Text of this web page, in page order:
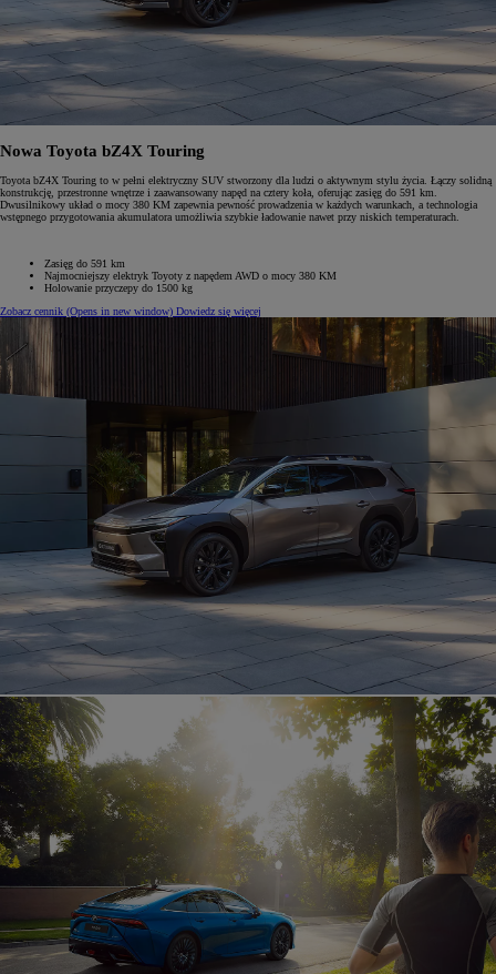
Nowa Toyota bZ4X Touring
Toyota bZ4X Touring to w pełni elektryczny SUV stworzony dla ludzi o aktywnym stylu życia. Łączy solidną
konstrukcję, przestronne wnętrze i zaawansowany napęd na cztery koła, oferując zasięg do 591 km.
Dwusilnikowy układ o mocy 380 KM zapewnia pewność prowadzenia w każdych warunkach, a technologia
wstępnego przygotowania akumulatora umożliwia szybkie ładowanie nawet przy niskich temperaturach.
Zasięg do 591 km
Najmocniejszy elektryk Toyoty z napędem AWD o mocy 380 KM
Holowanie przyczepy do 1500 kg
Zobacz cennik (Opens in new window) Dowiedz się więcej